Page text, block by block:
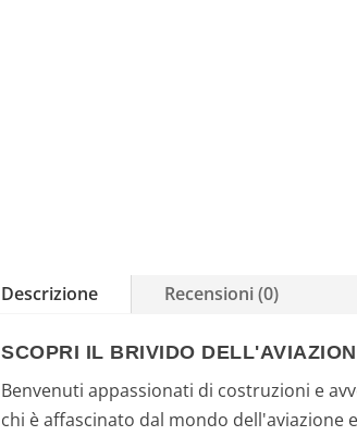
Descrizione Recensioni (0)
SCOPRI IL BRIVIDO
Benvenuti appassionati di costruzioni e
chi è affascinato dal mondo